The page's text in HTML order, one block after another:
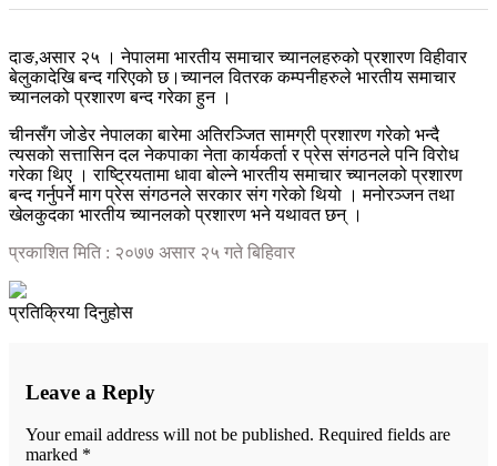
दाङ,असार २५ । नेपालमा भारतीय समाचार च्यानलहरुको प्रशारण विहीवार
बेलुकादेखि बन्द गरिएको छ।च्यानल वितरक कम्पनीहरुले भारतीय समाचार
च्यानलको प्रशारण बन्द गरेका हुन ।
चीनसँग जोडेर नेपालका बारेमा अतिरञ्जित सामग्री प्रशारण गरेको भन्दै
त्यसको सत्तासिन दल नेकपाका नेता कार्यकर्ता र प्रेस संगठनले पनि विरोध
गरेका थिए । राष्ट्रियतामा धावा बोल्ने भारतीय समाचार च्यानलको प्रशारण
बन्द गर्नुपर्ने माग प्रेस संगठनले सरकार संग गरेको थियो । मनोरञ्जन तथा
खेलकुदका भारतीय च्यानलको प्रशारण भने यथावत छन् ।
प्रकाशित मिति : २०७७ असार २५ गते बिहिवार
प्रतिक्रिया दिनुहोस
Leave a Reply
Your email address will not be published. Required fields are
marked *